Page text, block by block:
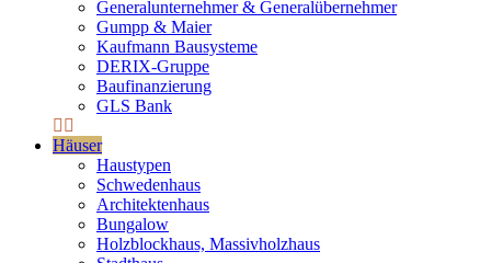
Generalunternehmer & Generalübernehmer
Gumpp & Maier
Kaufmann Bausysteme
DERIX-Gruppe
Baufinanzierung
GLS Bank
Häuser
Haustypen
Schwedenhaus
Architektenhaus
Bungalow
Holzblockhaus, Massivholzhaus